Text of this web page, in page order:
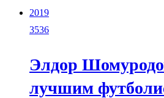
2019
3536
Элдор
лучшим